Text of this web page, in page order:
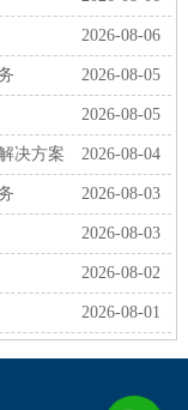
2026-08-06
2026-08-05
2026-08-05
2026-08-04
决方案
2026-08-03
2026-08-03
2026-08-02
2026-08-01